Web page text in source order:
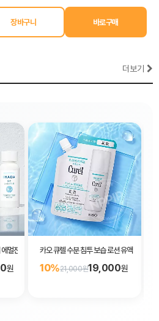
더보기
멀전 유액 로션 135ml
원
카오 큐렐 수분 침투 보습 로션 유액 리필
10%21,000원19,000원